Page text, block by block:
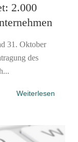
2.000
31. Oktober
des
Weiterlesen